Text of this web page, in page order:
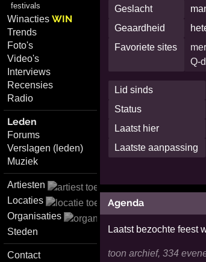
festivals
WinactiesWIN
Trends
Foto's
Video's
Interviews
Recensies
Radio
Leden
Forums
Verslagen (leden)
Muziek
Artiesten
Locaties
Organisaties
Steden
Contact
Geslacht
Geaardheid
Favoriete sites
Q-
Lid sinds
Status
Laatst hier
Laatste aanpassing
Agenda
Laatst bezochte feest
toon archief, 334